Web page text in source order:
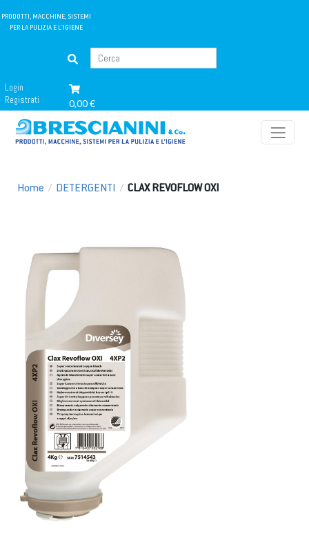
PRODOTTI, MACCHINE, SISTEMI
PER LA PULIZIA E L'IGIENE
Login
Registrati
0,00 €
Home / DETERGENTI / CLAX REVOFLOW OXI